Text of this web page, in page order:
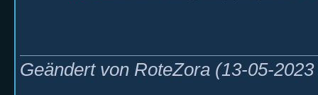
Geändert von RoteZora (13-05-